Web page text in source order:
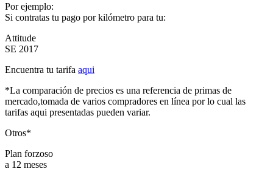
Por ejemplo:
Si contratas tu pago por kilómetro para tu:
Attitude
SE 2017
Encuentra tu tarifa aqui
*La comparación de precios es una referencia de primas de
mercado,tomada de varios compradores en línea por lo cual las
tarifas aqui presentadas pueden variar.
Otros*
Plan forzoso
a 12 meses